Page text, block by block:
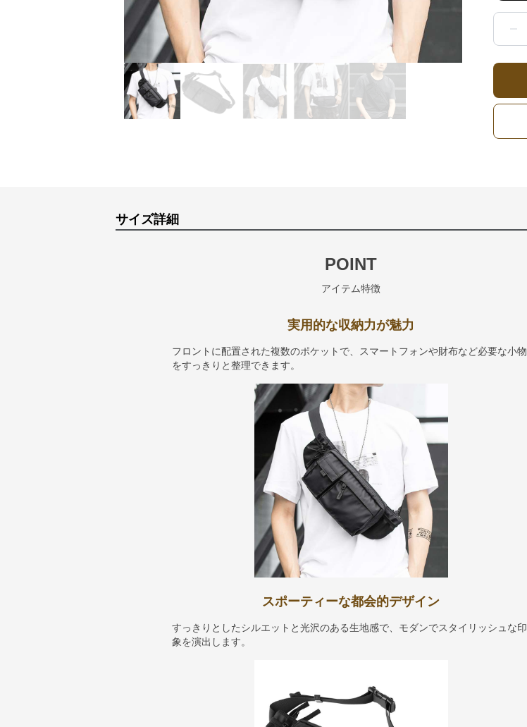
サイズ詳細
POINT
アイテム特徴
実用的な収納力が魅力
フロントに配置された複数のポケットで、スマートフォンや財布など必要な小物
をすっきりと整理できます。
スポーティーな都会的デザイン
すっきりとしたシルエットと光沢のある生地感で、モダンでスタイリッシュな印
象を演出します。